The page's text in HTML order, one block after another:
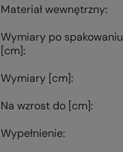
Materiał wewnętrzny
Wymiary po spakowaniu
[cm]
Wymiary [cm]
Na wzrost do [cm]
Wypełnienie